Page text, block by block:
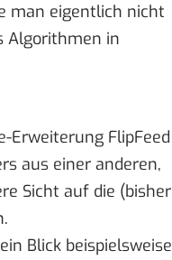
man eigentlich nicht
Algorithmen in
Erweiterung FlipFeed
aus einer anderen,
Sicht auf die (bisher
Blick beispielsweise